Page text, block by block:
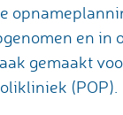
en in
gemaakt
(POP).